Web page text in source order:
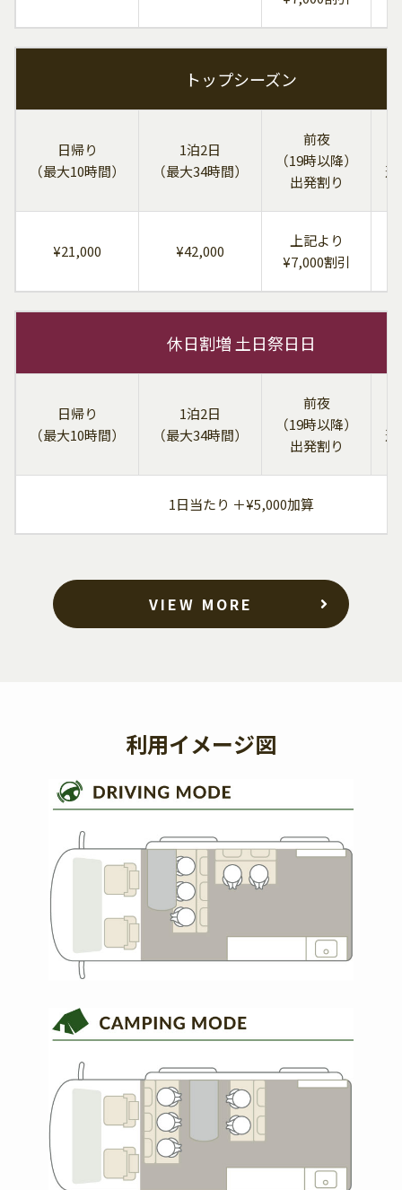
トップシーズン
日帰り
（最大10時間）
1泊2日
（最大34時間）
前夜
（19時以降）
出発割り
追
¥21,000 ¥42,000
上記より
¥7,000割引
休日割増 土日祭日日
日帰り
（最大10時間）
1泊2日
（最大34時間）
前夜
（19時以降）
出発割り
追
1日当たり ＋¥5,000加算
VIEW MORE
利用イメージ図